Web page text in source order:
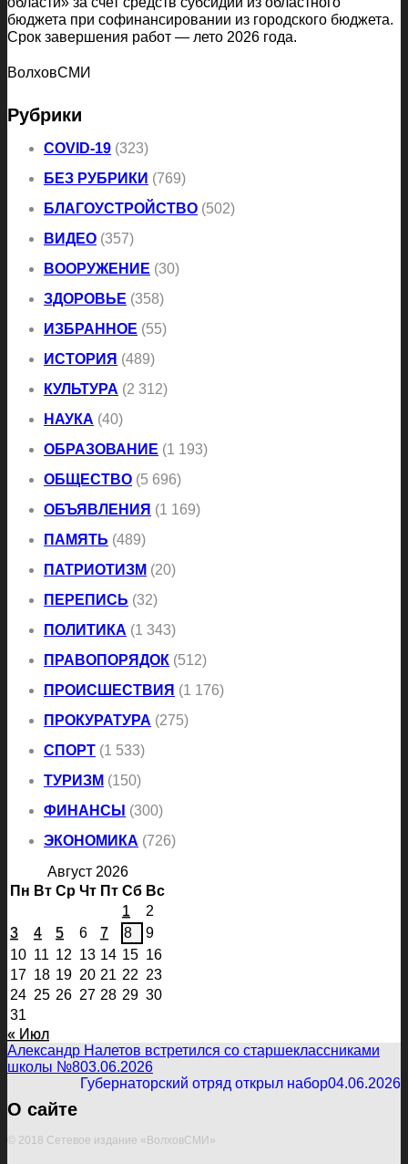
бюджета при софинансировании из городского бюджета.
Срок завершения работ — лето 2026 года.
ВолховСМИ
Рубрики
COVID-19 (323)
БЕЗ РУБРИКИ (769)
БЛАГОУСТРОЙСТВО (502)
ВИДЕО (357)
ВООРУЖЕНИЕ (30)
ЗДОРОВЬЕ (358)
ИЗБРАННОЕ (55)
ИСТОРИЯ (489)
КУЛЬТУРА (2 312)
НАУКА (40)
ОБРАЗОВАНИЕ (1 193)
ОБЩЕСТВО (5 696)
ОБЪЯВЛЕНИЯ (1 169)
ПАМЯТЬ (489)
ПАТРИОТИЗМ (20)
ПЕРЕПИСЬ (32)
ПОЛИТИКА (1 343)
ПРАВОПОРЯДОК (512)
ПРОИСШЕСТВИЯ (1 176)
ПРОКУРАТУРА (275)
СПОРТ (1 533)
ТУРИЗМ (150)
ФИНАНСЫ (300)
ЭКОНОМИКА (726)
Август 2026
Пн Вт Ср Чт Пт Сб Вс
1
2
3
4 5 6 7 8
9
10 11 12 13 14 15 16
17 18 19 20 21 22 23
24 25 26 27 28 29 30
31
« Июл
Александр Налетов встретился со старшеклассниками
школы №803.06.2026
Губернаторский отряд открыл набор04.06.2026
О сайте
© 2018 Сетевое издание «ВолховСМИ»